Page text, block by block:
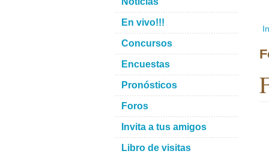
En vivo!!!
Concursos
Encuestas
Pronósticos
Foros
Invita a tus amigos
Libro de visitas